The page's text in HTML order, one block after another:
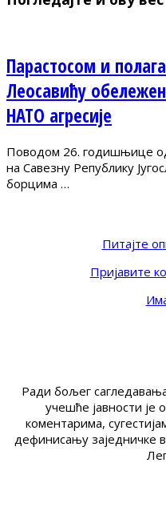
Парастосом и
Леосавићу
НАТО агресије
Поводом 26. годишњице
на Савезну Републику
борцима …
Питајте
Пријавите
Ради бољег
учешће јавности је
коментарима,
дефинисању заједничке